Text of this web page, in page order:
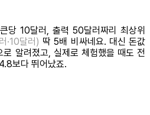
당 10달러, 출력 50달러짜리 최상위
·10달러) 딱 5배 비싸네요. 대신 돈값
알려졌고, 실제로 체험했을 때도 전
보다 뛰어났죠.